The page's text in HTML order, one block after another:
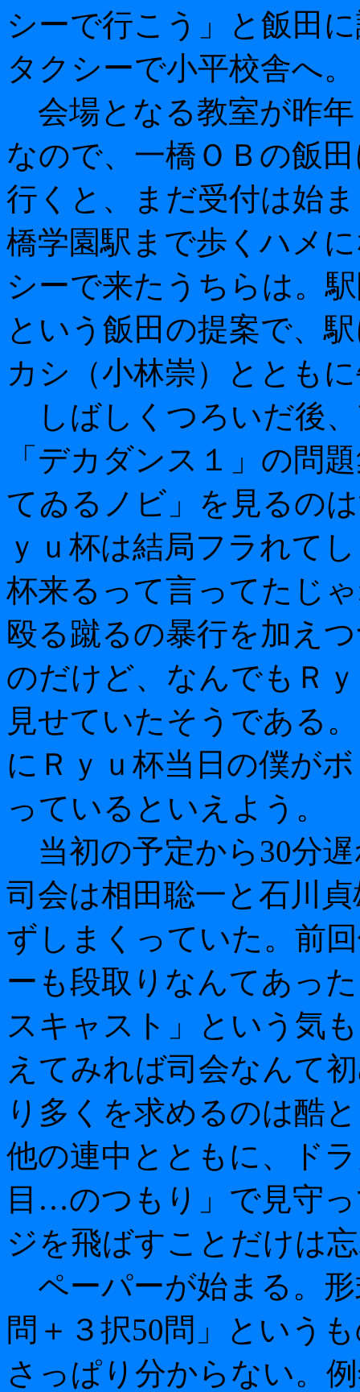
シーで行こう」と飯田
タクシーで小平校舎へ。
会場となる教室が昨
なので、一橋ＯＢの飯
行くと、まだ受付は始
橋学園駅まで歩くハメ
シーで来たうちらは。
という飯田の提案で、
カシ（小林崇）ととも
しばしくつろいだ後
「デカダンス１」の問
てゐるノビ」を見るの
ｙｕ杯は結局フラれて
杯来るって言ってたじ
殴る蹴るの暴行を加え
のだけど、なんでもＲ
見せていたそうである
にＲｙｕ杯当日の僕が
っているといえよう。
当初の予定から30分
司会は相田聡一と石川
ずしまくっていた。前
ーも段取りなんてあっ
スキャスト」という気
えてみれば司会なんて
り多くを求めるのは酷
他の連中とともに、ド
目…のつもり」で見守
ジを飛ばすことだけは
ペーパーが始まる。形
問＋３択50問」という
さっぱり分からない。